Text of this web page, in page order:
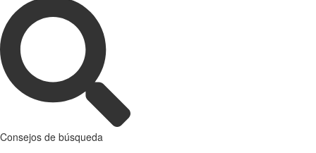
Consejos de búsqueda